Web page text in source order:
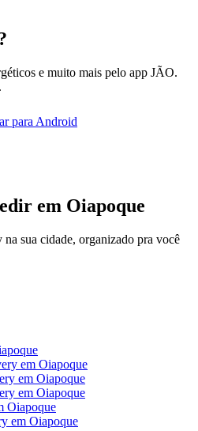
e muito mais pelo app JÃO.
para Android
em Oiapoque
sua cidade, organizado pra você
em Oiapoque
em Oiapoque
em Oiapoque
Oiapoque
em Oiapoque